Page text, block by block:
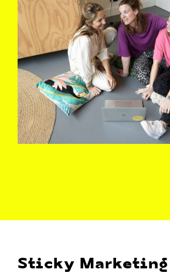
Sticky Marketing